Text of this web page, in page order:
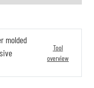
molded
Tool
overview